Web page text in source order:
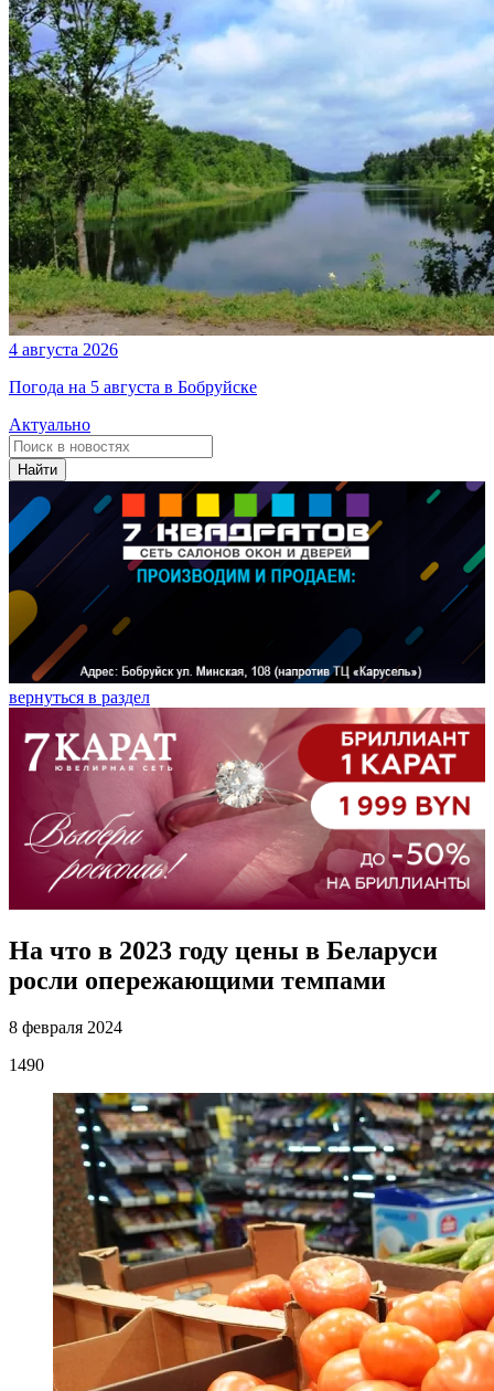
4 августа 2026
Погода на 5 августа в Бобруйске
Актуально
Найти
вернуться в раздел
На что в 2023 году цены в Беларуси
росли опережающими темпами
8 февраля 2024
1490